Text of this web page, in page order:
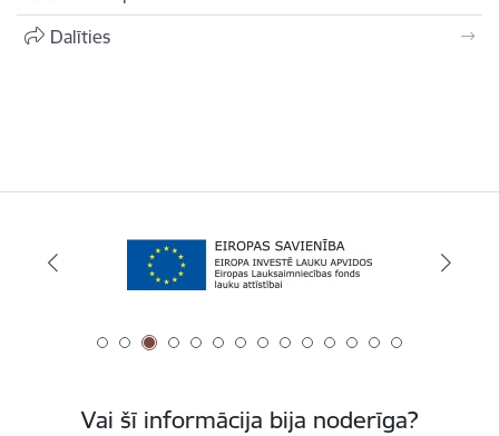
Dalīties
Vai šī informācija bija noderīga?